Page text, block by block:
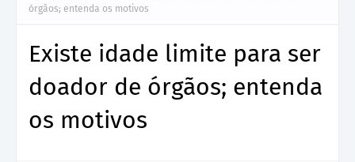
órgãos; entenda os motivos
Existe idade limite para ser
doador de órgãos; entenda
os motivos